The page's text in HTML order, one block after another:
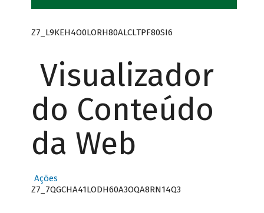
Z7_L9KEH4O0LORH80ALCLTPF80SI6
Visualizador
do Conteúdo
da Web
Ações
Z7_7QGCHA41LODH60A3OQA8RN14Q3